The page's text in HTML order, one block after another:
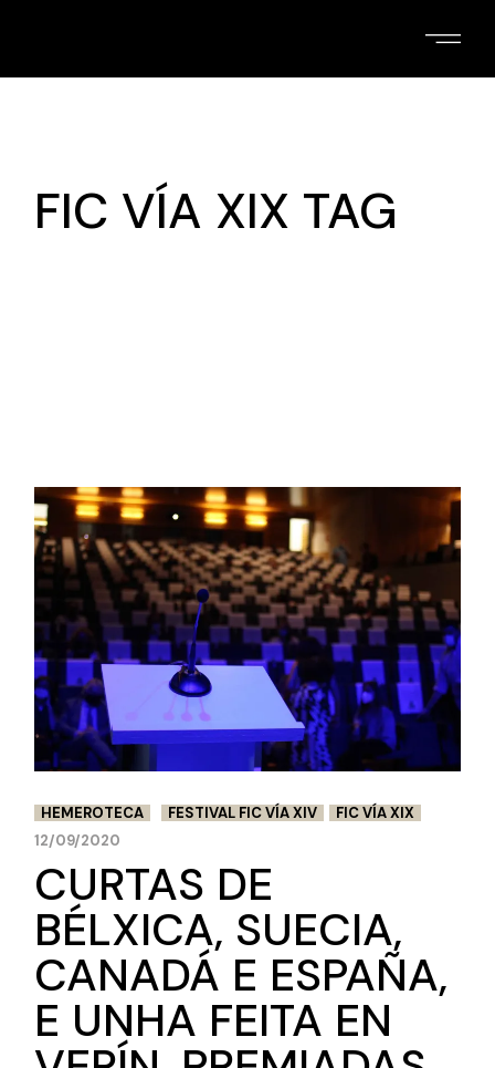
FIC VÍA XIX TAG
HEMEROTECA FESTIVAL FIC VÍA XIV
FIC VÍA XIX
12/09/2020
CURTAS DE
BÉLXICA, SUECIA,
CANADÁ E ESPAÑA,
E UNHA FEITA EN